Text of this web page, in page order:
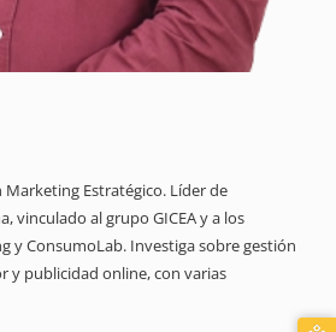
Estratégico. Líder de
vinculado al grupo GICEA y a los
y ConsumoLab. Investiga sobre gestión
y publicidad online, con varias